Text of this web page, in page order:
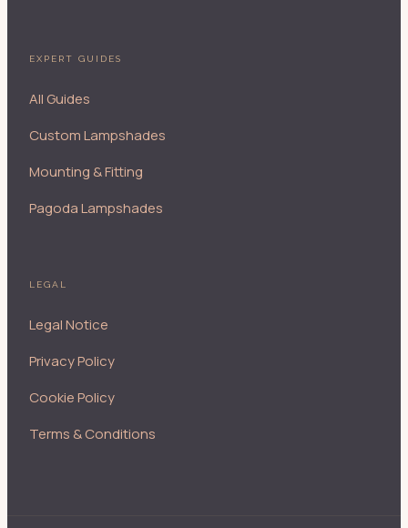
EXPERT GUIDES
All Guides
Custom Lampshades
Mounting & Fitting
Pagoda Lampshades
LEGAL
Legal Notice
Privacy Policy
Cookie Policy
Terms & Conditions